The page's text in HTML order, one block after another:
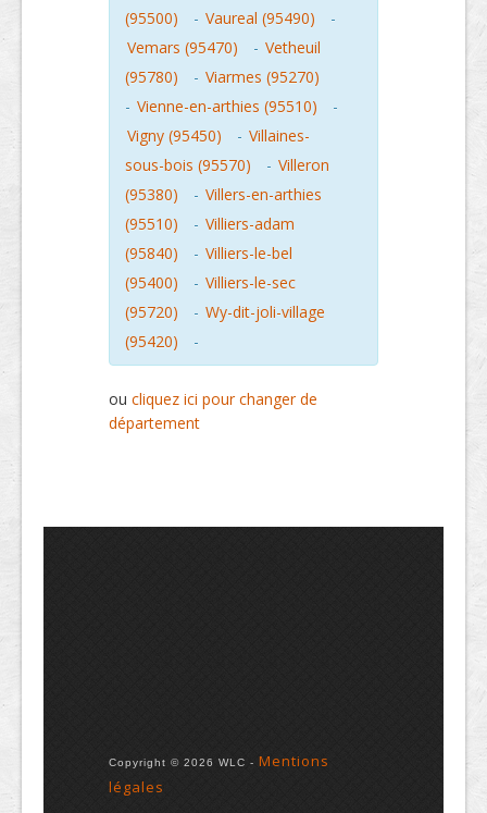
(95500)
- Vaureal (95490)
-
Vemars (95470)
- Vetheuil
(95780)
- Viarmes (95270)
- Vienne-en-arthies (95510)
-
Vigny (95450)
- Villaines-
sous-bois (95570)
- Villeron
(95380)
- Villers-en-arthies
(95510)
- Villiers-adam
(95840)
- Villiers-le-bel
(95400)
- Villiers-le-sec
(95720)
- Wy-dit-joli-village
(95420)
-
ou cliquez ici pour changer de
département
Copyright © 2026 WLC - Mentions
légales